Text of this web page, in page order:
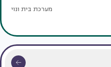
מערכת בית ונוי